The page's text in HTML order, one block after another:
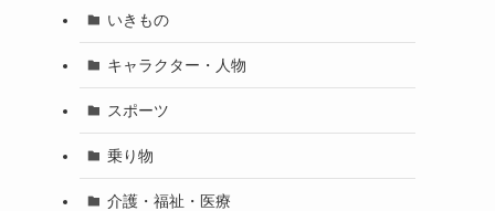
いきもの
キャラクター・人物
スポーツ
乗り物
介護・福祉・医療